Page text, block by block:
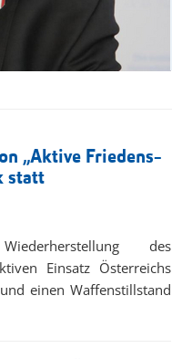
„Aktive Friedens-
statt
des
Einsatz Österreichs
einen Waffenstillstand